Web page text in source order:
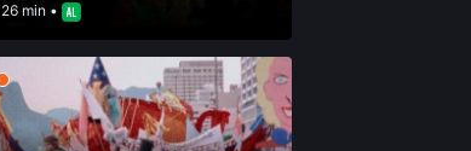
26 min •